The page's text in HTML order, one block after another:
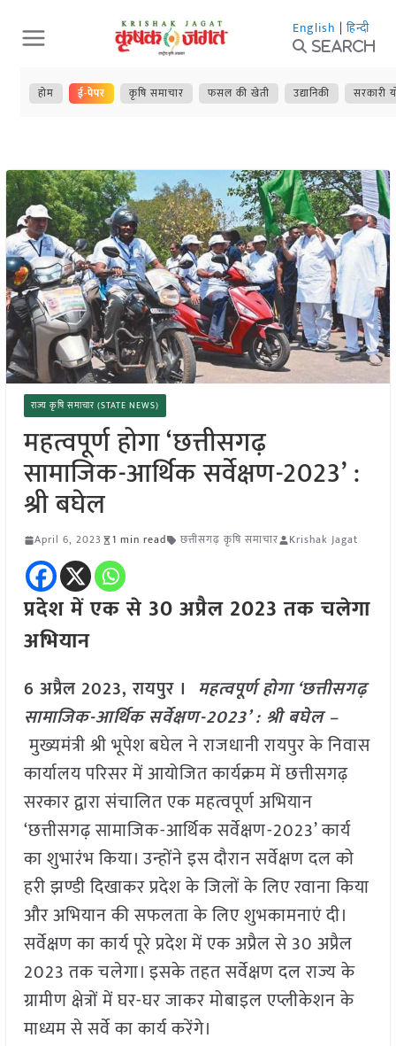
Skip
to
content
English | हिन्दी
Search
होम ई-पेपर कृषि समाचार फसल की खेती उद्यानिकी सरकारी
राज्य कृषि समाचार (STATE NEWS)
महत्वपूर्ण होगा ‘छत्तीसगढ़
सामाजिक-आर्थिक सर्वेक्षण-2023’ :
श्री बघेल
April 6, 2023 1 min read छत्तीसगढ़ कृषि समाचार Krishak Jagat
प्रदेश में एक से 30 अप्रैल 2023 तक चलेगा
अभियान
6 अप्रैल 2023, रायपुर । महत्वपूर्ण होगा ‘छत्तीसगढ़
सामाजिक-आर्थिक सर्वेक्षण-2023’ : श्री बघेल –
मुख्यमंत्री श्री भूपेश बघेल ने राजधानी रायपुर के निवास
कार्यालय परिसर में आयोजित कार्यक्रम में छत्तीसगढ़
सरकार द्वारा संचालित एक महत्वपूर्ण अभियान
‘छत्तीसगढ़ सामाजिक-आर्थिक सर्वेक्षण-2023’ कार्य
का शुभारंभ किया। उन्होंने इस दौरान सर्वेक्षण दल को
हरी झण्डी दिखाकर प्रदेश के जिलों के लिए रवाना किया
और अभियान की सफलता के लिए शुभकामनाएं दी।
सर्वेक्षण का कार्य पूरे प्रदेश में एक अप्रैल से 30 अप्रैल
2023 तक चलेगा। इसके तहत सर्वेक्षण दल राज्य के
ग्रामीण क्षेत्रों में घर-घर जाकर मोबाइल एप्लीकेशन के
माध्यम से सर्वे का कार्य करेंगे।